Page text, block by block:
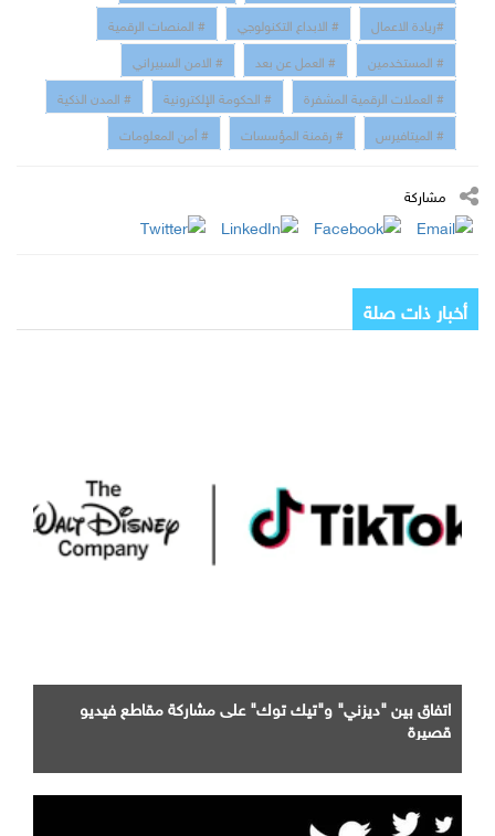
#ريادة الاعمال
# الابداع التكنولوجي
# المنصات الرقمية
# المستخدمين
# العمل عن بعد
# الامن السبيراني
# العملات الرقمية المشفرة
# الحكومة الإلكترونية
# المدن الذكية
# الميتافيرس
# رقمنة المؤسسات # أمن المعلومات
مشاركة
أخبار ذات صلة
اتفاق بين "ديزني" و"تيك توك" على مشاركة مقاطع فيديو
قصيرة